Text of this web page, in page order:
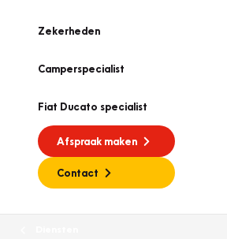
Zekerheden
Camperspecialist
Fiat Ducato specialist
Afspraak maken
Contact